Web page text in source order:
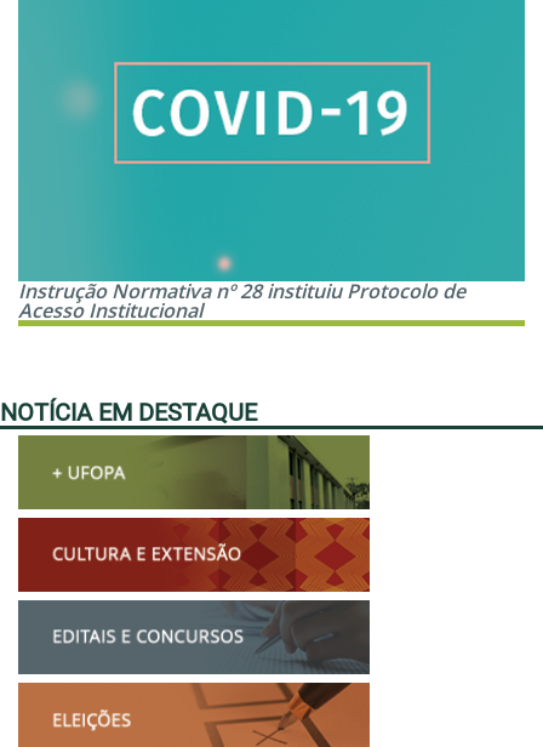
Instrução Normativa nº 28 instituiu Protocolo de
Acesso Institucional
NOTÍCIA EM DESTAQUE